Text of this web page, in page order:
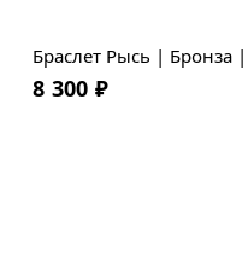
Браслет Рысь | Бронза
8 300 ₽